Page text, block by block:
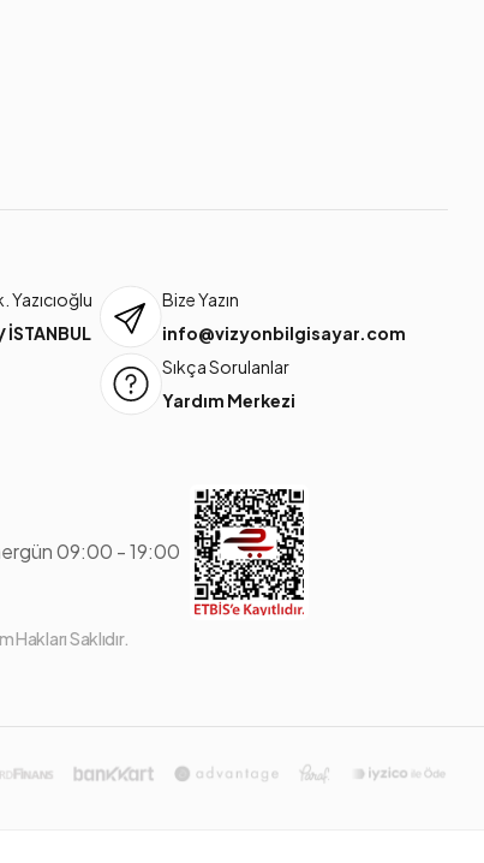
Yazıcıoğlu
İSTANBUL
Bize Yazın
info@vizyonbilgisayar.com
Sıkça Sorulanlar
Yardım Merkezi
09:00 - 19:00
Saklıdır.